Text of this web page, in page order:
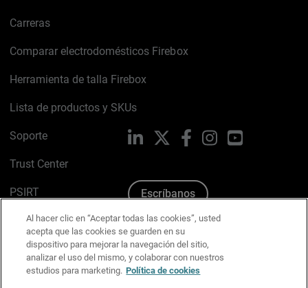
Carreras
Comparar electrodomésticos Firebox
Herramienta de talla Firebox
Lista de productos y SKUs
Soporte
Trust Center
PSIRT
Política de cookies
Política de privacidad
Kit de medios y marca
LinkedIn FacebookInstagram
Escríbanos
Al hacer clic en “Aceptar todas las cookies”, usted
acepta que las cookies se guarden en su
dispositivo para mejorar la navegación del sitio,
analizar el uso del mismo, y colaborar con nuestros
estudios para marketing. Política de cookies